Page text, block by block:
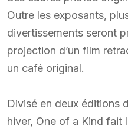
Outre les exposants,
divertissements seront
projection d’un film
un café original.
Divisé en deux éditions
hiver, One of a Kind fait